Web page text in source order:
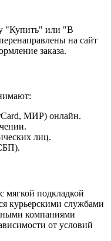
"Купить" или "В
на сайт
заказа.
МИР) онлайн.
лиц.
мягкой подкладкой
курьерскими службами
компаниями
от условий